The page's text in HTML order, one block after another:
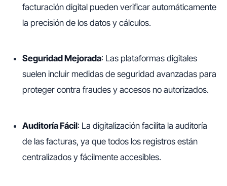
facturación digital pueden verificar automáticamente
la precisión de los datos y cálculos.
Seguridad Mejorada: Las plataformas digitales
suelen incluir medidas de seguridad avanzadas para
proteger contra fraudes y accesos no autorizados.
Auditoría Fácil: La digitalización facilita la auditoría
de las facturas, ya que todos los registros están
centralizados y fácilmente accesibles.